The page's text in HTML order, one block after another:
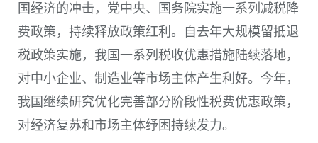
国经济的冲击，党中央、国务院实施一系列减税降
费政策，持续释放政策红利。自去年大规模留抵退
税政策实施，我国一系列税收优惠措施陆续落地，
对中小企业、制造业等市场主体产生利好。今年，
我国继续研究优化完善部分阶段性税费优惠政策，
对经济复苏和市场主体纾困持续发力。